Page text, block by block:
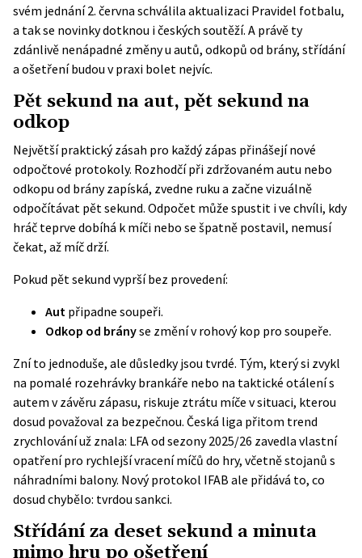
svém jednání 2. června schválila aktualizaci Pravidel fotbalu,
a tak se novinky dotknou i českých soutěží. A právě ty
zdánlivě nenápadné změny u autů, odkopů od brány, střídání
a ošetření budou v praxi bolet nejvíc.
Pět sekund na aut, pět sekund na
odkop
Největší praktický zásah pro každý zápas přinášejí nové
odpočtové protokoly. Rozhodčí při zdržovaném autu nebo
odkopu od brány zapíská, zvedne ruku a začne vizuálně
odpočítávat pět sekund. Odpočet může spustit i ve chvíli, kdy
hráč teprve dobíhá k míči nebo se špatně postavil, nemusí
čekat, až míč drží.
Pokud pět sekund vyprší bez provedení:
Aut připadne soupeři.
Odkop od brányse změní v rohový kop pro soupeře.
Zní to jednoduše, ale důsledky jsou tvrdé. Tým, který si zvykl
na pomalé rozehrávky brankáře nebo na taktické otálení s
autem v závěru zápasu, riskuje ztrátu míče v situaci, kterou
dosud považoval za bezpečnou. Česká liga přitom trend
zrychlování už znala: LFA od sezony 2025/26 zavedla vlastní
opatření pro rychlejší vracení míčů do hry, včetně stojanů s
náhradními balony. Novýprotokol IFAB ale přidává to, co
dosud chybělo: tvrdou sankci.
Střídání za deset sekund a minuta
mimo hru po ošetření